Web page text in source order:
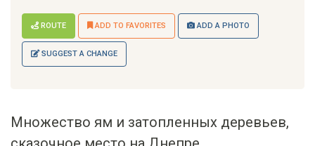
ROUTE ADD TO FAVORITES ADD A PHOTO
SUGGEST A CHANGE
Множество ям и затопленных деревьев,